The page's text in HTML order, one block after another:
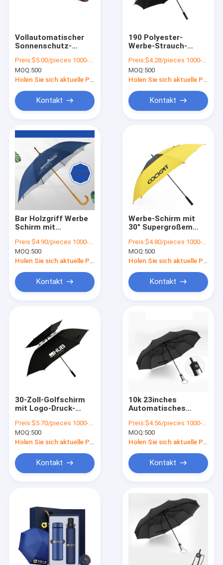
Werbe-Schirm
Länger Regenschirm
Digitaler Druckschirm
Rückregenschirm
Schnell lieferter Regenschirm
Wasserdichtes Regenmantel
Größeres Lagerzelt
Schirmzubehör
Vollautomatischer
Sonnenschutz-
langem Griff und
geschlagenem Haken
Preis:$5.00/pieces 1000-4999 pieces
MOQ:500
Holen Sie sich aktuelle Preis
Kontakt
190 Polyester-
Werbe-Strauch-
Strauch-Strauch für
die
Unternehmensförderung
Preis:$4.28/pieces 1000-4999 pieces
MOQ:500
Holen Sie sich aktuelle Preis
Kontakt
Bar Holzgriff Werbe
Schirm mit
Druck Alles in 1
Funktion
Preis:$4.90/pieces 1000-4999 pieces
MOQ:500
Holen Sie sich aktuelle Preis
Kontakt
Werbe-Schirm mit
30" Supergroßem
Durchmesser und
langem Griff
Doppelschirm
Preis:$4.80/pieces 1000-4999 pieces
MOQ:500
Holen Sie sich aktuelle Preis
Kontakt
30-Zoll-Golfschirm
mit Logo-Druck-
Winddichtes Design
Preis:$5.70/pieces 1000-4999 pieces
MOQ:500
Holen Sie sich aktuelle Preis
Kontakt
10k 23inches
Automatisches
Winddichtes Design
für
maßgeschneiderte
Preis:$4.56/pieces 1000-4999 pieces
MOQ:500
Holen Sie sich aktuelle Preis
Kontakt